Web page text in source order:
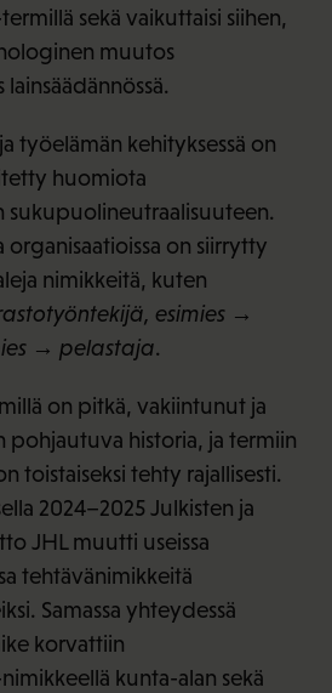
sekä vaikuttaisi siihen,
muutos
työelämän kehityksessä on
huomiota
sukupuolineutraalisuuteen.
organisaatioissa on siirrytty
nimikkeitä, kuten
esimies →
→ pelastaja.
on pitkä, vakiintunut ja
historia, ja termiin
toistaiseksi tehty rajallisesti.
2024–2025 Julkisten ja
JHL muutti useissa
tehtävänimikkeitä
Samassa yhteydessä
korvattiin
kunta-alan sekä